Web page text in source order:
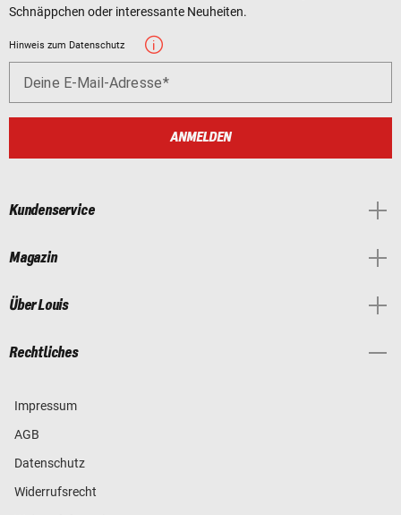
Schnäppchen oder interessante Neuheiten.
Hinweis zum Datenschutz
Deine E-Mail-Adresse
ANMELDEN
Kundenservice
Magazin
Über Louis
Rechtliches
Impressum
AGB
Datenschutz
Widerrufsrecht